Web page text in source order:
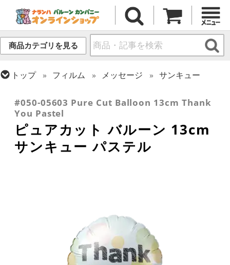
商品カテゴリを見る
トップ フィルム メッセージ
サンキュー
#050-05603 Pure Cut Balloon 13cm Thank
You Pastel
ピュアカット バルーン 13cm
サンキュー パステル